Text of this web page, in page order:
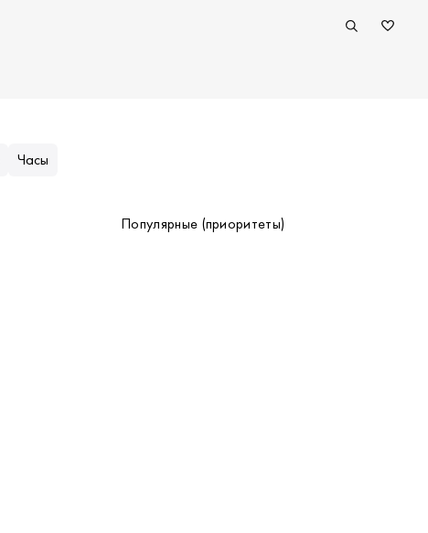
Часы
Популярные (приоритеты)